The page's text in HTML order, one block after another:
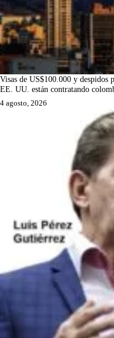
Visas de US$100.000 y despidos
EE. UU. están contratando
4 agosto, 2026